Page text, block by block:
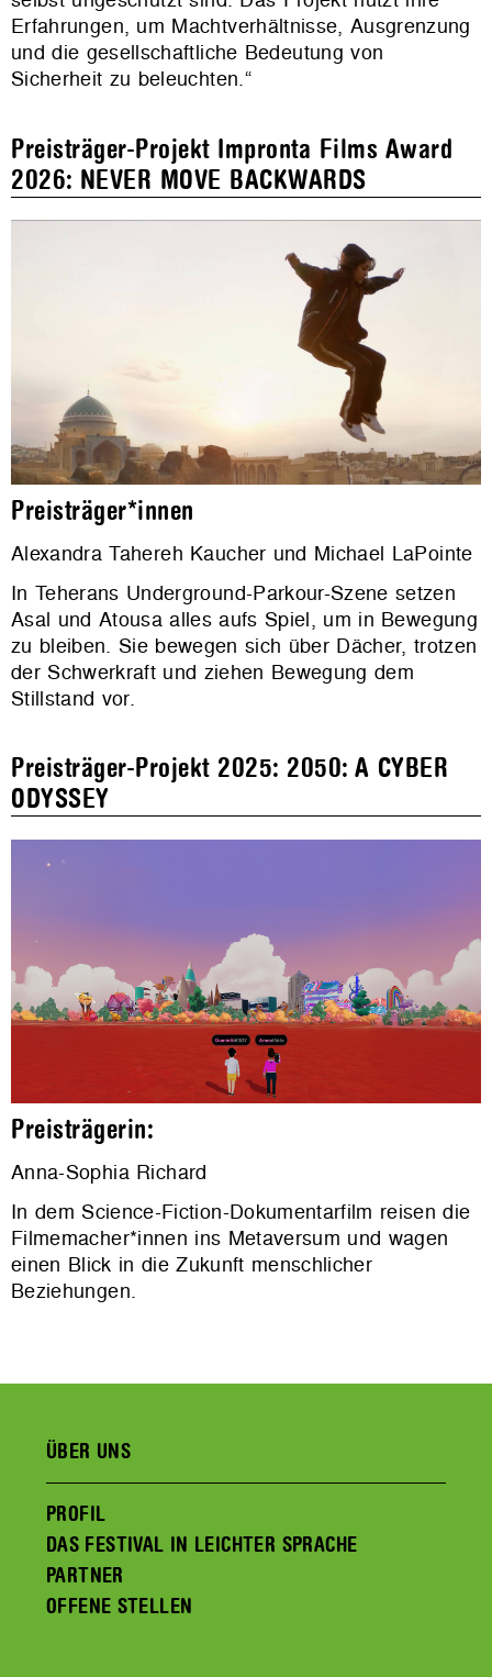
Erfahrungen, um Machtverhältnisse, Ausgrenzung
und die gesellschaftliche Bedeutung von
Sicherheit zu beleuchten.“
Preisträger-Projekt Impronta Films Award
2026: NEVER MOVE BACKWARDS
Preisträger*innen
Alexandra Tahereh Kaucher und Michael LaPointe
In Teherans Underground-Parkour-Szene setzen
Asal und Atousa alles aufs Spiel, um in Bewegung
zu bleiben. Sie bewegen sich über Dächer, trotzen
der Schwerkraft und ziehen Bewegung dem
Stillstand vor.
Preisträger-Projekt 2025: 2050: A CYBER
ODYSSEY
Preisträgerin:
Anna-Sophia Richard
In dem Science-Fiction-Dokumentarfilm reisen die
Filmemacher*innen ins Metaversum und wagen
einen Blick in die Zukunft menschlicher
Beziehungen.
ÜBER UNS
PROFIL
DAS FESTIVAL IN LEICHTER SPRACHE
PARTNER
OFFENE STELLEN